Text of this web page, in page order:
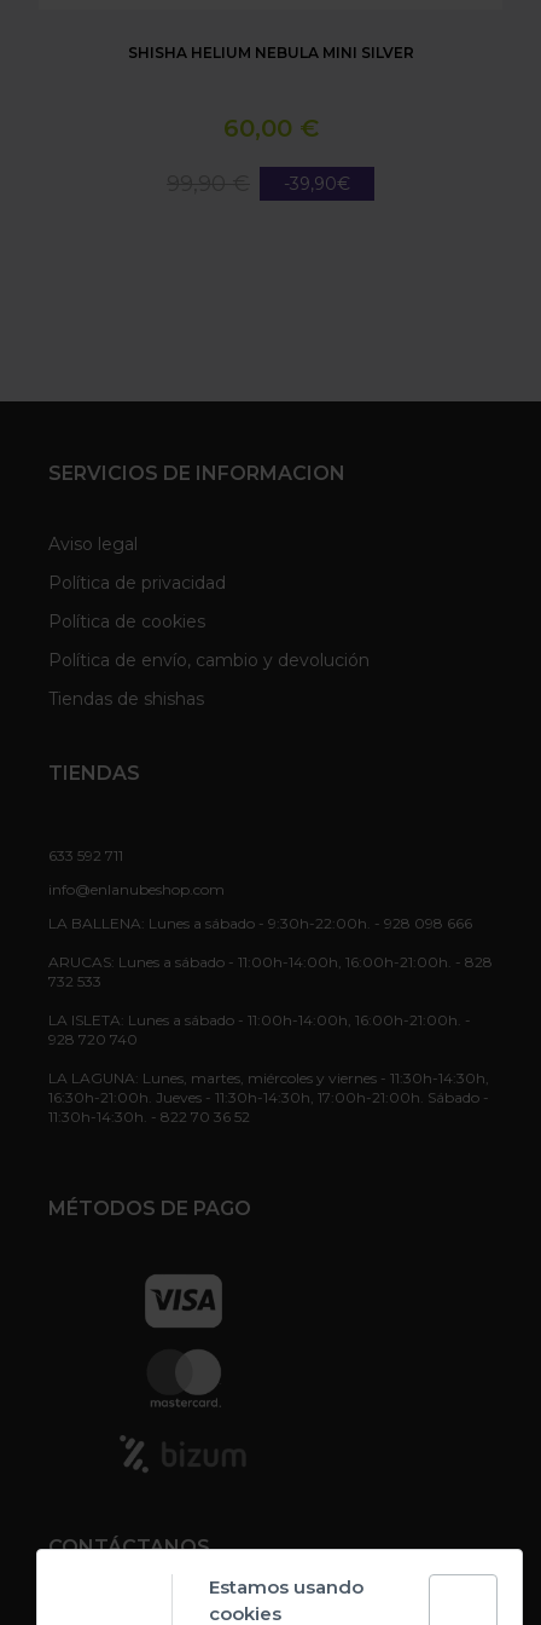
SHISHA HELIUM NEBULA MINI SILVER
60,00 €
-39,90€
SERVICIOS DE INFORMACION
Aviso legal
Política de privacidad
Política de cookies
Política de envío, cambio y devolución
Tiendas de shishas
TIENDAS
633 592 711
info@enlanubeshop.com
LA BALLENA: Lunes a sábado - 9:30h-22:00h. - 928 098 666
ARUCAS: Lunes a sábado - 11:00h-14:00h, 16:00h-21:00h. - 828
732 533
LA ISLETA: Lunes a sábado - 11:00h-14:00h, 16:00h-21:00h. -
928 720 740
LA LAGUNA: Lunes, martes, miércoles y viernes - 11:30h-14:30h,
16:30h-21:00h. Jueves - 11:30h-14:30h, 17:00h-21:00h. Sábado -
11:30h-14:30h. - 822 70 36 52
MÉTODOS DE PAGO
CONTÁCTANOS
Estamos usando
cookies